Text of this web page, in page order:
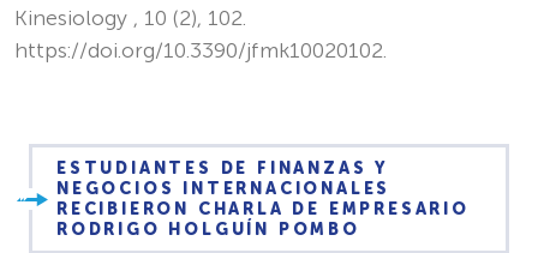
Kinesiology , 10 (2), 102.
https://doi.org/10.3390/jfmk10020102.
ESTUDIANTES DE FINANZAS Y
NEGOCIOS INTERNACIONALES
RECIBIERON CHARLA DE EMPRESARIO
RODRIGO HOLGUÍN POMBO